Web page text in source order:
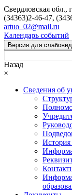
Свердловская обл.,
(34363)2-46-47,
artuo_02@mail.ru
Календарь событий
Версия для
Назад
×
Сведения об
История